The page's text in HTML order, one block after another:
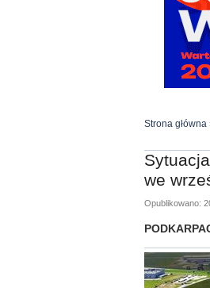
Strona główna
we
Opublikowano: